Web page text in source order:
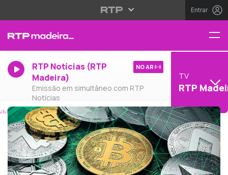
Entrar
RTP Notícias (RTP
Madeira)
Emissão em simultâneo com RTP
Notícias
NO AR
TV
RTP